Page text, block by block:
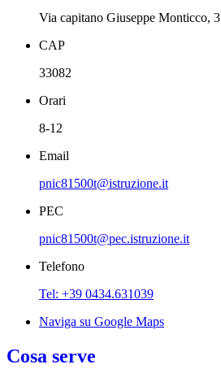
Via capitano Giuseppe Monticco, 3
CAP
33082
Orari
8-12
Email
pnic81500t@istruzione.it
PEC
pnic81500t@pec.istruzione.it
Telefono
Tel: +39 0434.631039
Naviga su Google Maps
Cosa serve